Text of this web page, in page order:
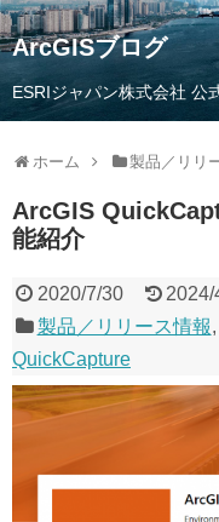
ArcGISブログ
ESRIジャパン株式会社 公
ホーム 製品／リリ
ArcGIS
能紹介
2020/7/30
2024/
製品／リリース情報,
QuickCapture